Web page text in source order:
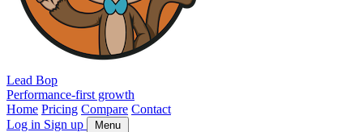
Lead Bop
Performance-first growth
Home Pricing Compare Contact
Log in Sign up Menu